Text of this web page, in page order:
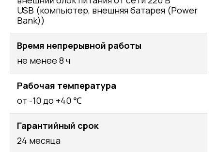
USB (компьютер, внешняя батарея (Power
Bank))
Время непрерывной работы
не менее 8 ч
Рабочая температура
от -10 до +40 ℃
Гарантийный срок
24 месяца